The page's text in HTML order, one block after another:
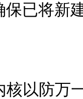
保已将
以防万